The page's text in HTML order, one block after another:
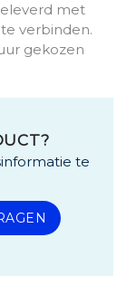
met
verbinden.
gekozen
te